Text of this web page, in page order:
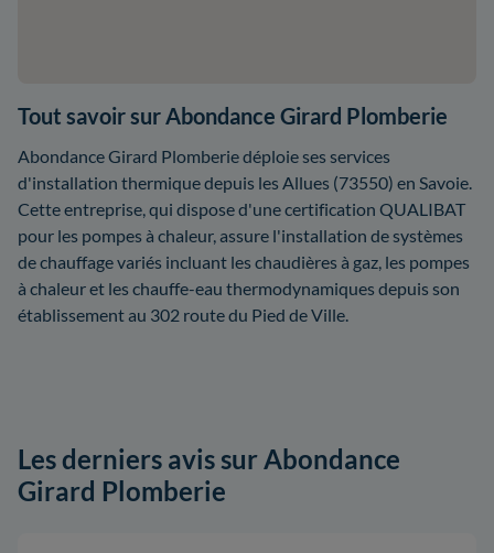
Tout savoir sur Abondance Girard Plomberie
Abondance Girard Plomberie déploie ses services
d'installation thermique depuis les Allues (73550) en Savoie.
Cette entreprise, qui dispose d'une certification QUALIBAT
pour les pompes à chaleur, assure l'installation de systèmes
de chauffage variés incluant les chaudières à gaz, les pompes
à chaleur et les chauffe-eau thermodynamiques depuis son
établissement au 302 route du Pied de Ville.
Les derniers avis sur Abondance
Girard Plomberie